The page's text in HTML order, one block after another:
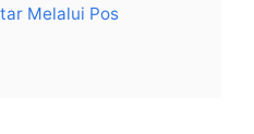
Melalui Pos